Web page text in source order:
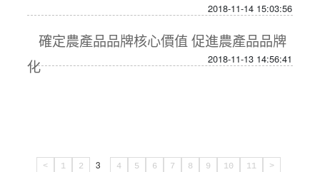
2018-11-14 15:03:56
確定農產品品牌核心價值 促進農產品品牌
化
2018-11-13 14:56:41
< 1 2 3 4 5 6 7 8 9 10 11 >